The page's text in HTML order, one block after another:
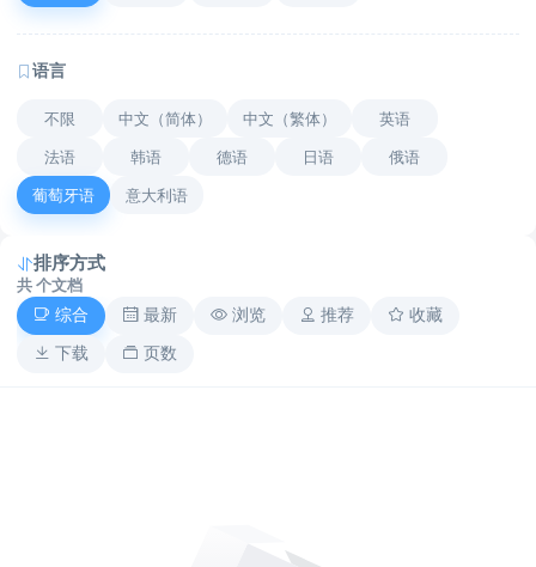
语言
不限 中文（简体） 中文（繁体） 英语
法语 韩语 德语 日语 俄语
葡萄牙语 意大利语
排序方式
共 个文档
综合
最新 浏览 推荐 收藏
下载 页数